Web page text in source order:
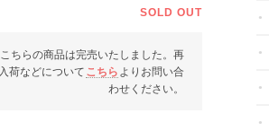
SOLD OUT
こちらの商品は完売いたしました。再
入荷などについて こちら よりお問い合
わせください。